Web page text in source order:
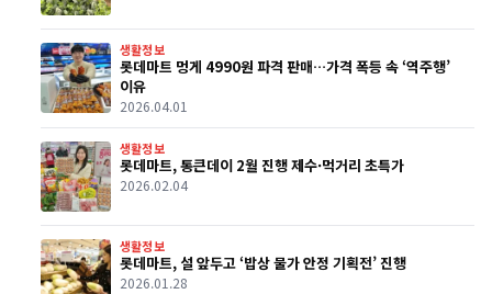
생활정보
롯데마트 멍게 4990원 파격 판매…가격 폭등 속 ‘역주행’
이유
2026.04.01
생활정보
롯데마트, 통큰데이 2월 진행 제수·먹거리 초특가
2026.02.04
생활정보
롯데마트, 설 앞두고 ‘밥상 물가 안정 기획전’ 진행
2026.01.28